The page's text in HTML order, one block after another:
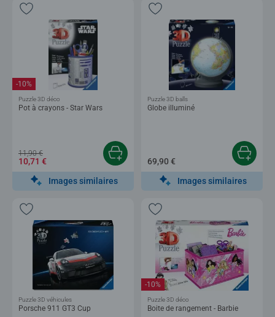
Pot à crayons - Star Wars
-10%
Puzzle 3D déco
11,90 €
10,71 €
Images similaires
Globe illuminé
Puzzle 3D balls
69,90 €
Images similaires
Porsche 911 GT3 Cup
Puzzle 3D véhicules
Boite de rangement - Barbie
-10%
Puzzle 3D déco